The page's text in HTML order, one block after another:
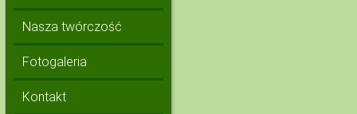
Nasza twórczość
Fotogaleria
Kontakt